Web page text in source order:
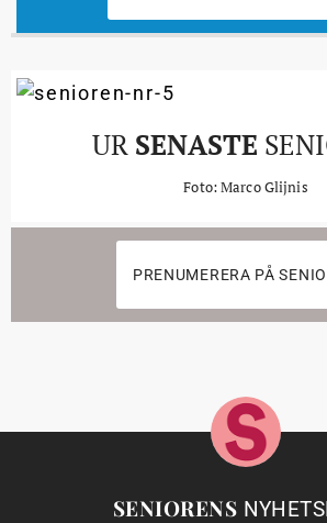
UR SENASTE
Foto: Marco Glijnis
PRENUMERERA PÅ
SENIORENS